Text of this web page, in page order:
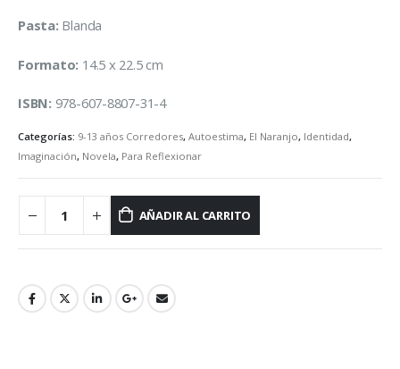
Pasta: Blanda
Formato: 14.5 x 22.5 cm
ISBN: 978-607-8807-31-4
Categorías: 9-13 años Corredores, Autoestima, El Naranjo, Identidad,
Imaginación, Novela, Para Reflexionar
AÑADIR AL CARRITO